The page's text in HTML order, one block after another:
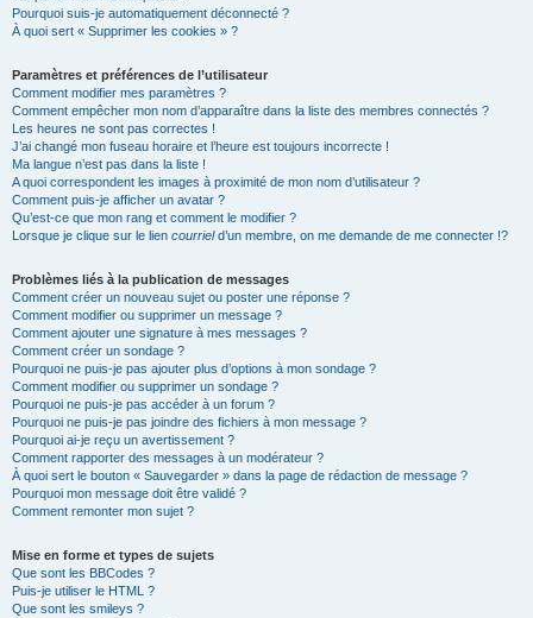
Pourquoi suis-je automatiquement déconnecté ?
À quoi sert « Supprimer les cookies » ?
Paramètres et préférences de l’utilisateur
Comment modifier mes paramètres ?
Comment empêcher mon nom d’apparaître dans la liste des membres connectés ?
Les heures ne sont pas correctes !
J’ai changé mon fuseau horaire et l’heure est toujours incorrecte !
Ma langue n’est pas dans la liste !
A quoi correspondent les images à proximité de mon nom d’utilisateur ?
Comment puis-je afficher un avatar ?
Qu’est-ce que mon rang et comment le modifier ?
Lorsque je clique sur le lien courrield’un membre, on me demande de me connecter !?
Problèmes liés à la publication de messages
Comment créer un nouveau sujet ou poster une réponse ?
Comment modifier ou supprimer un message ?
Comment ajouter une signature à mes messages ?
Comment créer un sondage ?
Pourquoi ne puis-je pas ajouter plus d’options à mon sondage ?
Comment modifier ou supprimer un sondage ?
Pourquoi ne puis-je pas accéder à un forum ?
Pourquoi ne puis-je pas joindre des fichiers à mon message ?
Pourquoi ai-je reçu un avertissement ?
Comment rapporter des messages à un modérateur ?
À quoi sert le bouton « Sauvegarder » dans la page de rédaction de message ?
Pourquoi mon message doit être validé ?
Comment remonter mon sujet ?
Mise en forme et types de sujets
Que sont les BBCodes ?
Puis-je utiliser le HTML ?
Que sont les smileys ?